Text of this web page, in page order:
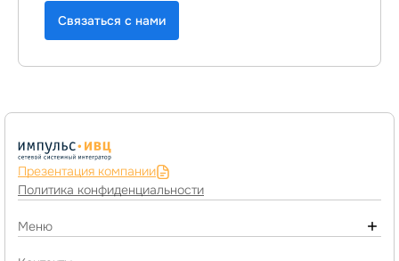
Связаться с нами
Презентация компании
Политика конфиденциальности
Меню